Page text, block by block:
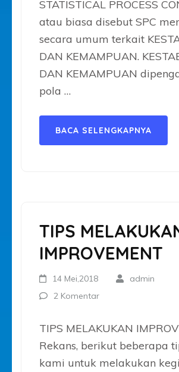
STATISTICAL PROCESS
atau biasa disebut SPC
secara umum terkait
DAN KEMAMPUAN.
DAN KEMAMPUAN
pola …
BACA SELENGKAPNYA
TIPS
IMPROVEMENT
14 Mei,2018
admin
2 Komentar
TIPS MELAKUKAN
Rekans, berikut beberapa
kami untuk melakukan